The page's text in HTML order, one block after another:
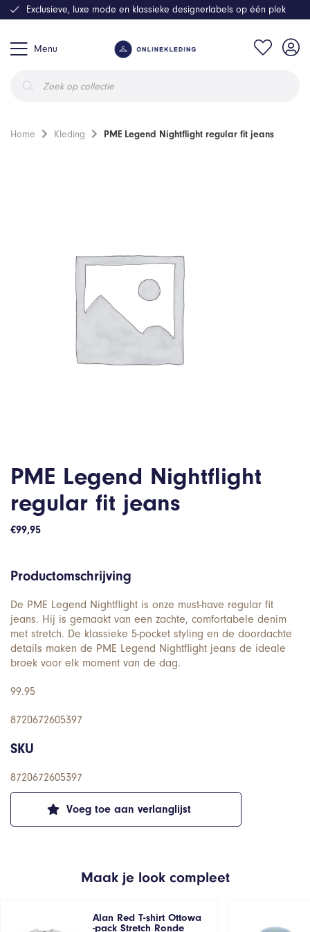
Menu
zoeken
Exclusieve, luxe mode en klassieke designerlabels op één plek
Home Kleding PME Legend Nightflight regular fit jeans
PME Legend Nightflight
regular fit jeans
€99,95
Voeg toe aan verlanglijst
Productomschrijving
De PME Legend Nightflight is onze must-have regular fit
jeans. Hij is gemaakt van een zachte, comfortabele denim
met stretch. De klassieke 5-pocket styling en de doordachte
details maken de PME Legend Nightflight jeans de ideale
broek voor elk moment van de dag.
99.95
8720672605397
SKU
8720672605397
Maak je look compleet
Alan Red T-shirt Ottowa
-pack Stretch Ronde